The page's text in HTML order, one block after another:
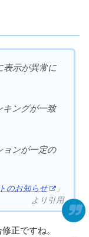
表示が異常に
キングが一致
ョンが一定の
のお知らせ
」
より引用
正ですね。